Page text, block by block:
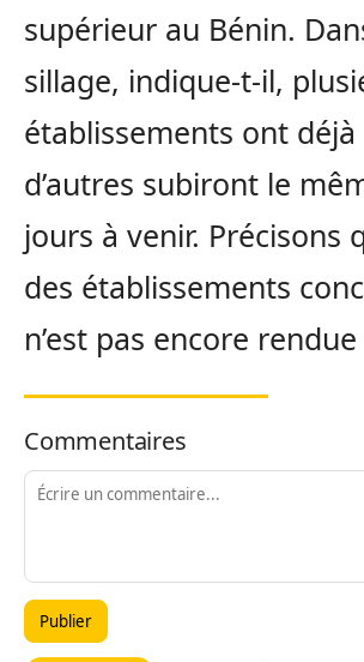
supérieur au Bénin.
sillage, indique-t-il,
établissements ont
d’autres subiront le
jours à venir. Précisons
des établissements
n’est pas encore
Commentaires
Publier